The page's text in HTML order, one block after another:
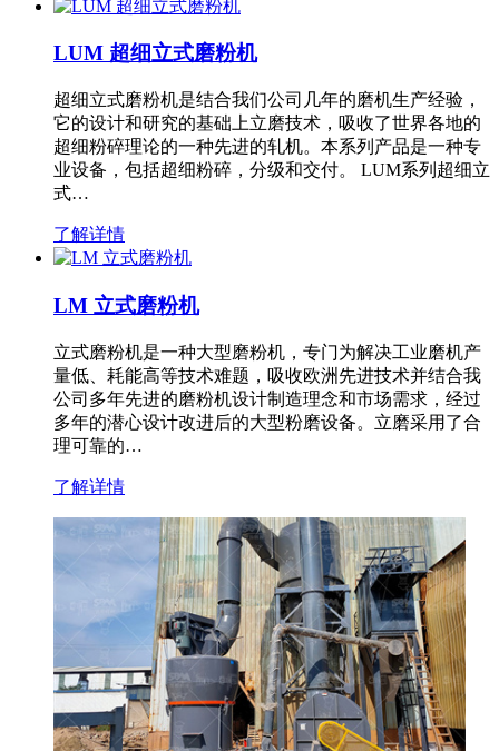
LUM 超细立式磨粉机
超细立式磨粉机是结合我们公司几年的磨机生产经验，
它的设计和研究的基础上立磨技术，吸收了世界各地的
超细粉碎理论的一种先进的轧机。本系列产品是一种专
业设备，包括超细粉碎，分级和交付。 LUM系列超细立
式…
了解详情
LM 立式磨粉机
立式磨粉机是一种大型磨粉机，专门为解决工业磨机产
量低、耗能高等技术难题，吸收欧洲先进技术并结合我
公司多年先进的磨粉机设计制造理念和市场需求，经过
多年的潜心设计改进后的大型粉磨设备。立磨采用了合
理可靠的…
了解详情